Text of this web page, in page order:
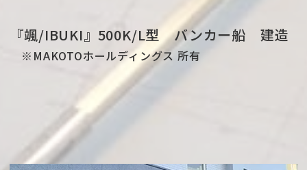
『颯/IBUKI』500K/L型 バンカー船 建造
※MAKOTOホールディングス 所有